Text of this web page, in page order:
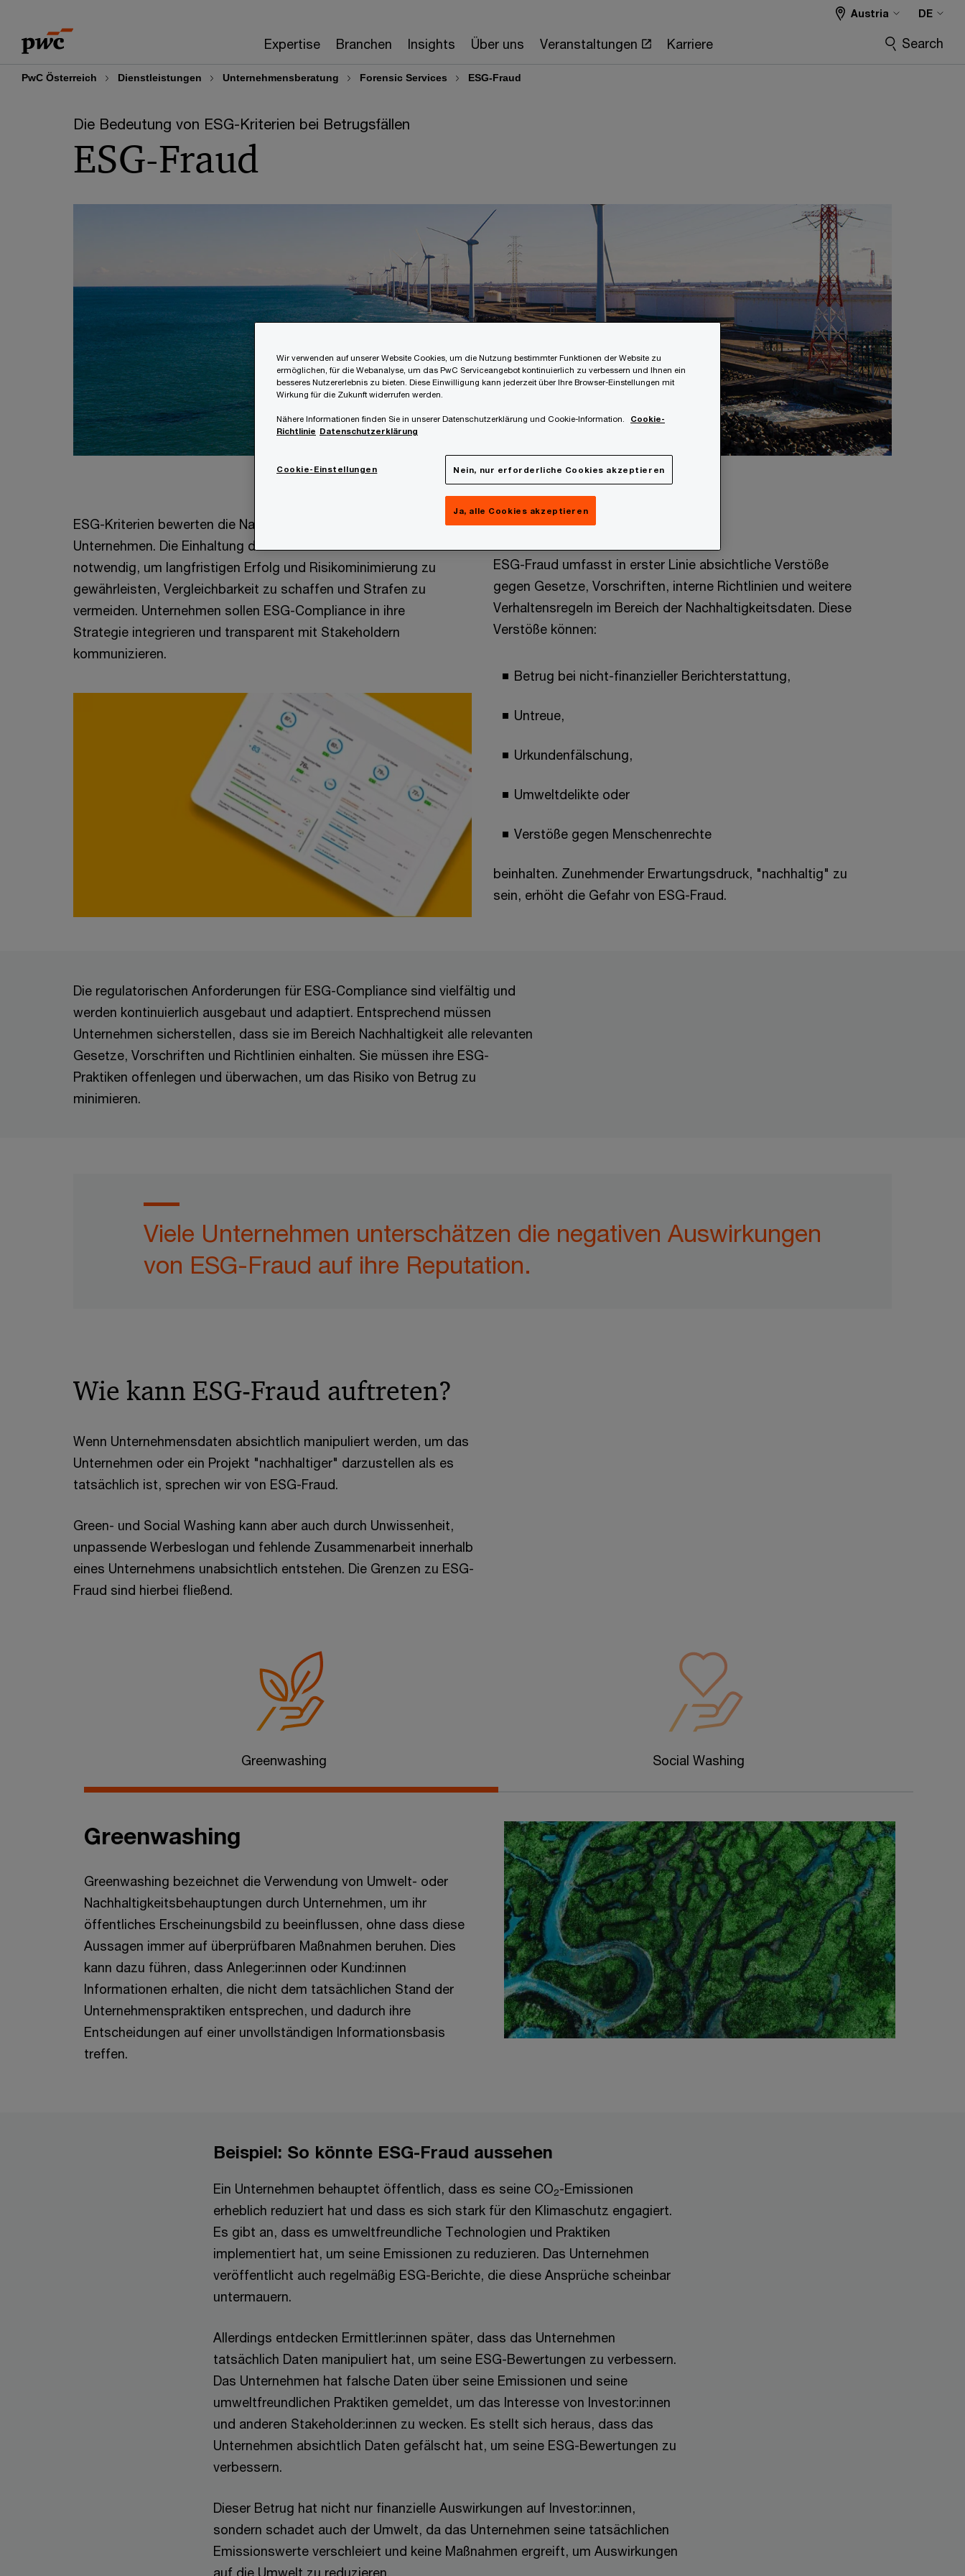
content
footer
Expertise Branchen Insights Über uns Veranstaltungen Karriere
Austria DE
Search
PwC Österreich Dienstleistungen Unternehmensberatung Forensic Services ESG-Fraud
Die Bedeutung von ESG-Kriterien bei Betrugsfällen
ESG-Fraud
ESG-Kriterien bewerten die Nachhaltigkeitsleistung von
Unternehmen. Die Einhaltung dieser Standards ist
notwendig, um langfristigen Erfolg und Risikominimierung zu
gewährleisten, Vergleichbarkeit zu schaffen und Strafen zu
vermeiden. Unternehmen sollen ESG-Compliance in ihre
Strategie integrieren und transparent mit Stakeholdern
kommunizieren.
Was ist ESG-Fraud?
ESG-Fraud umfasst in erster Linie absichtliche Verstöße
gegen Gesetze, Vorschriften, interne Richtlinien und weitere
Verhaltensregeln im Bereich der Nachhaltigkeitsdaten. Diese
Verstöße können:
Betrug bei nicht-finanzieller Berichterstattung,
Untreue,
Urkundenfälschung,
Umweltdelikte oder
Verstöße gegen Menschenrechte
beinhalten. Zunehmender Erwartungsdruck, "nachhaltig" zu
sein, erhöht die Gefahr von ESG-Fraud.
Die regulatorischen Anforderungen für ESG-Compliance sind vielfältig und
werden kontinuierlich ausgebaut und adaptiert. Entsprechend müssen
Unternehmen sicherstellen, dass sie im Bereich Nachhaltigkeit alle relevanten
Gesetze, Vorschriften und Richtlinien einhalten. Sie müssen ihre ESG-
Praktiken offenlegen und überwachen, um das Risiko von Betrug zu
minimieren.
Viele Unternehmen unterschätzen die negativen Auswirkungen
von ESG-Fraud auf ihre Reputation.
Wie kann ESG-Fraud auftreten?
Wenn Unternehmensdaten absichtlich manipuliert werden, um das
Unternehmen oder ein Projekt "nachhaltiger" darzustellen als es
tatsächlich ist, sprechen wir von ESG-Fraud.
Green- und Social Washing kann aber auch durch Unwissenheit,
unpassende Werbeslogan und fehlende Zusammenarbeit innerhalb
eines Unternehmens unabsichtlich entstehen. Die Grenzen zu ESG-
Fraud sind hierbei fließend.
Greenwashing Social Washing
Greenwashing
Greenwashing bezeichnet die Verwendung von Umwelt- oder
Nachhaltigkeitsbehauptungen durch Unternehmen, um ihr
öffentliches Erscheinungsbild zu beeinflussen, ohne dass diese
Aussagen immer auf überprüfbaren Maßnahmen beruhen. Dies
kann dazu führen, dass Anleger:innen oder Kund:innen
Informationen erhalten, die nicht dem tatsächlichen Stand der
Unternehmenspraktiken entsprechen, und dadurch ihre
Entscheidungen auf einer unvollständigen Informationsbasis
treffen.
Beispiel: So könnte ESG-Fraud aussehen
Ein Unternehmen behauptet öffentlich, dass es seine CO2-Emissionen
erheblich reduziert hat und dass es sich stark für den Klimaschutz engagiert.
Es gibt an, dass es umweltfreundliche Technologien und Praktiken
implementiert hat, um seine Emissionen zu reduzieren. Das Unternehmen
veröffentlicht auch regelmäßig ESG-Berichte, die diese Ansprüche scheinbar
untermauern.
Allerdings entdecken Ermittler:innen später, dass das Unternehmen
tatsächlich Daten manipuliert hat, um seine ESG-Bewertungen zu verbessern.
Das Unternehmen hat falsche Daten über seine Emissionen und seine
umweltfreundlichen Praktiken gemeldet, um das Interesse von Investor:innen
und anderen Stakeholder:innen zu wecken. Es stellt sich heraus, dass das
Unternehmen absichtlich Daten gefälscht hat, um seine ESG-Bewertungen zu
verbessern.
Dieser Betrug hat nicht nur finanzielle Auswirkungen auf Investor:innen,
sondern schadet auch der Umwelt, da das Unternehmen seine tatsächlichen
Emissionswerte verschleiert und keine Maßnahmen ergreift, um Auswirkungen
auf die Umwelt zu reduzieren.
Wir verwenden auf unserer Website Cookies, um die Nutzung bestimmter Funktionen der Website zu
ermöglichen, für die Webanalyse, um das PwC Serviceangebot kontinuierlich zu verbessern und Ihnen ein
besseres Nutzererlebnis zu bieten. Diese Einwilligung kann jederzeit über Ihre Browser-Einstellungen mit
Wirkung für die Zukunft widerrufen werden.
Nähere Informationen finden Sie in unserer Datenschutzerklärung und Cookie-Information.
Cookie-
Richtlinie Datenschutzerklärung
Cookie-Einstellungen Nein, nur erforderliche Cookies akzeptieren
Ja, alle Cookies akzeptieren